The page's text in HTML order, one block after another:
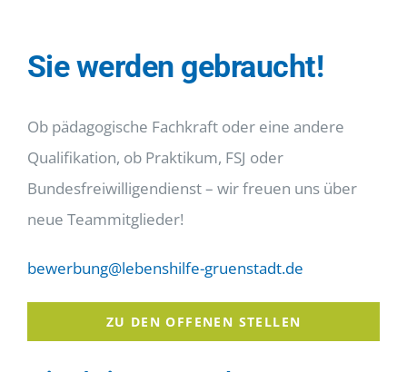
Sie werden gebraucht!
Ob pädagogische Fachkraft oder eine andere
Qualifikation, ob Praktikum, FSJ oder
Bundesfreiwilligendienst – wir freuen uns über
neue Teammitglieder!
bewerbung@lebenshilfe-gruenstadt.de
ZU DEN OFFENEN STELLEN